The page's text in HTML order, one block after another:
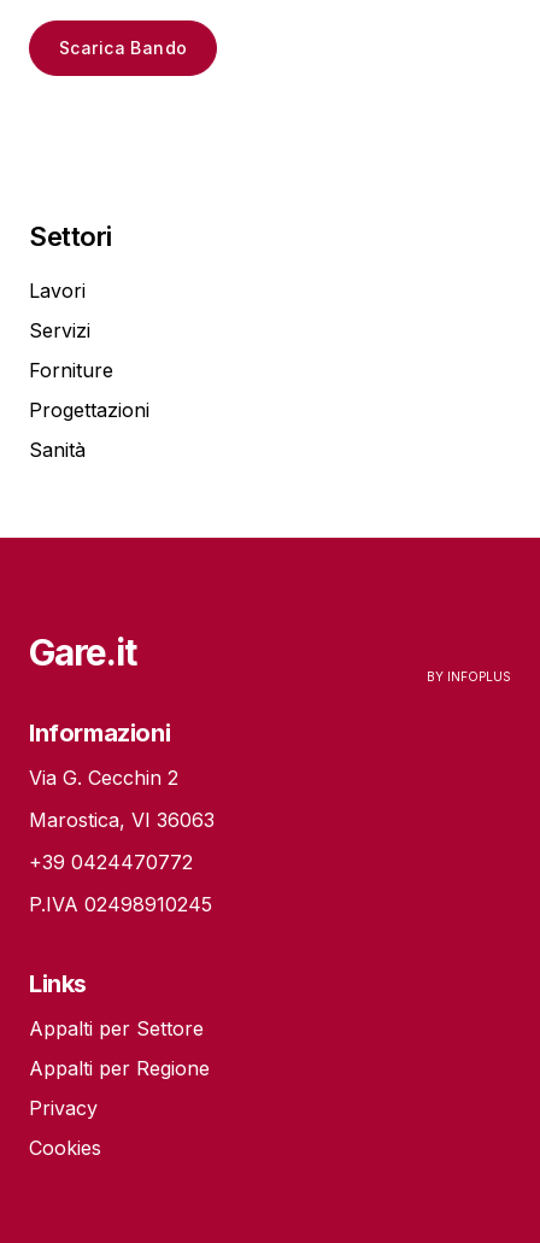
Scarica Bando
Settori
Lavori
Servizi
Forniture
Progettazioni
Sanità
Gare.it
Informazioni
Via G. Cecchin 2
Marostica, VI 36063
+39 0424470772
P.IVA 02498910245
Links
Appalti per Settore
Appalti per Regione
Privacy
Cookies